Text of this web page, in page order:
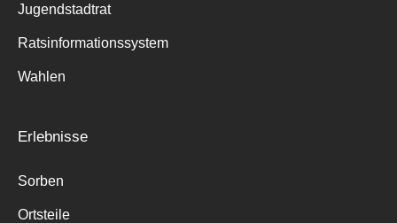
Jugendstadtrat
Ratsinformationssystem
Wahlen
Erlebnisse
Sorben
Ortsteile